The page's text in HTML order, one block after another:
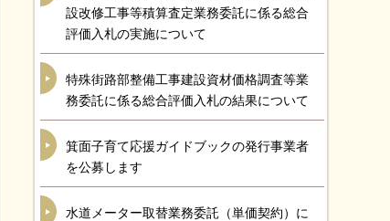
設改修工事等積算査定業務委託に係る総合
評価入札の実施について
特殊街路部整備工事建設資材価格調査等業
務委託に係る総合評価入札の結果について
箕面子育て応援ガイドブックの発行事業者
を公募します
水道メーター取替業務委託（単価契約）に